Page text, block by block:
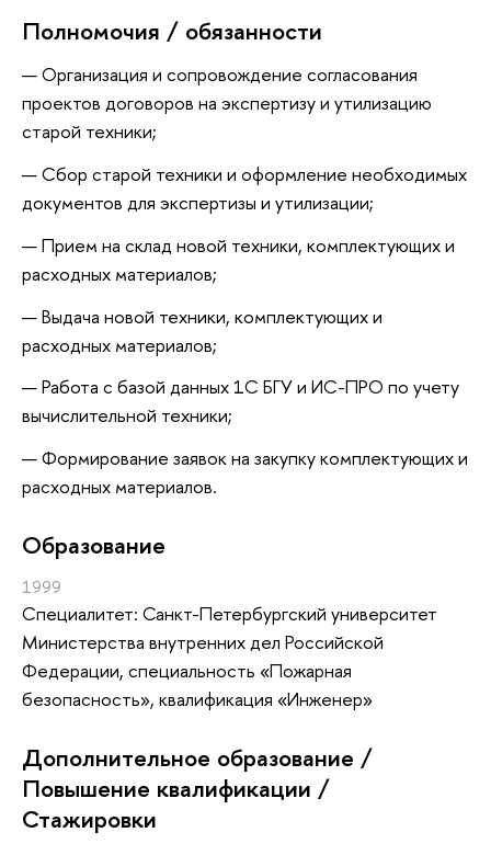
Полномочия / обязанности
Организация и сопровождение согласования
проектов договоров на экспертизу и утилизацию
старой техники;
Сбор старой техники и оформление необходимых
документов для экспертизы и утилизации;
Прием на склад новой техники, комплектующих и
расходных материалов;
Выдача новой техники, комплектующих и
расходных материалов;
Работа с базой данных 1С БГУ и ИС-ПРО по учету
вычислительной техники;
Формирование заявок на закупку комплектующих и
расходных материалов.
Oбразование
1999
Специалитет: Санкт-Петербургский университет
Министерства внутренних дел Российской
Федерации, специальность «Пожарная
безопасность», квалификация «Инженер»
Дополнительное образование /
Повышение квалификации /
Стажировки